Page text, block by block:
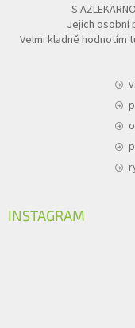
S
Jejich osobní
Velmi kladně hodnotím
INSTAGRAM